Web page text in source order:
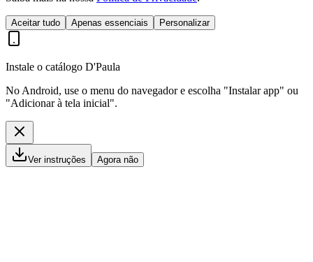
Aceitar tudo Apenas essenciais Personalizar
Instale o catálogo D'Paula
No Android, use o menu do navegador e escolha "Instalar app" ou
"Adicionar à tela inicial".
Ver instruções Agora não